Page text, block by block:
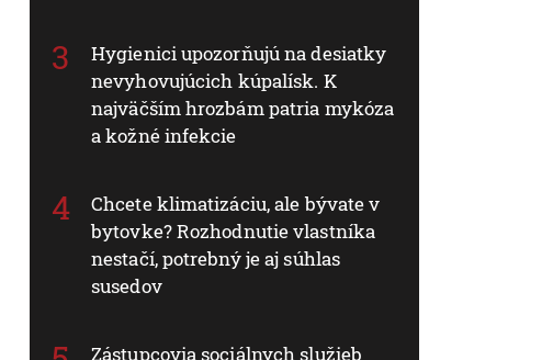
Hygienici upozorňujú na desiatky
nevyhovujúcich kúpalísk. K
najväčším hrozbám patria mykóza
a kožné infekcie
Chcete klimatizáciu, ale bývate v
bytovke? Rozhodnutie vlastníka
nestačí, potrebný je aj súhlas
susedov
Zástupcovia sociálnych služieb